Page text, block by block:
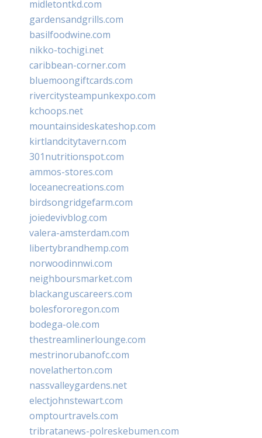
midletontkd.com
gardensandgrills.com
basilfoodwine.com
nikko-tochigi.net
caribbean-corner.com
bluemoongiftcards.com
rivercitysteampunkexpo.com
kchoops.net
mountainsideskateshop.com
kirtlandcitytavern.com
301nutritionspot.com
ammos-stores.com
loceanecreations.com
birdsongridgefarm.com
joiedevivblog.com
valera-amsterdam.com
libertybrandhemp.com
norwoodinnwi.com
neighboursmarket.com
blackanguscareers.com
bolesfororegon.com
bodega-ole.com
thestreamlinerlounge.com
mestrinorubanofc.com
novelatherton.com
nassvalleygardens.net
electjohnstewart.com
omptourtravels.com
tribratanews-polreskebumen.com